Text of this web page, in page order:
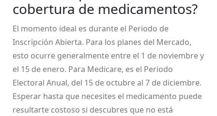
cobertura de medicamentos?
El momento ideal es durante el Periodo de
Inscripción Abierta. Para los planes del Mercado,
esto ocurre generalmente entre el 1 de noviembre y
el 15 de enero. Para Medicare, es el Periodo
Electoral Anual, del 15 de octubre al 7 de diciembre.
Esperar hasta que necesites el medicamento puede
resultarte costoso si descubres que no está